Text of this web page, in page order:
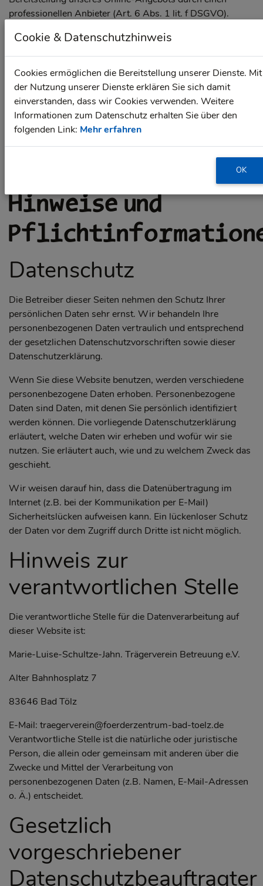
professionellen Anbieter (Art. 6 Abs. 1 lit. f DSGVO).
Unser Hoster wird Ihre Daten nur insoweit verarbeiten, wie
Abschluss eines Vertrages über Auftragsverarbeitung
Um die datenschutzkonforme Verarbeitung zu
gewährleisten, haben wir einen Vertrag über
Hinweise und
Datenschutz
Die Betreiber dieser Seiten nehmen den Schutz Ihrer
persönlichen Daten sehr ernst. Wir behandeln Ihre
personenbezogenen Daten vertraulich und entsprechend
der gesetzlichen Datenschutzvorschriften sowie dieser
Datenschutzerklärung.
Wenn Sie diese Website benutzen, werden verschiedene
personenbezogene Daten erhoben. Personenbezogene
Daten sind Daten, mit denen Sie persönlich identifiziert
werden können. Die vorliegende Datenschutzerklärung
erläutert, welche Daten wir erheben und wofür wir sie
nutzen. Sie erläutert auch, wie und zu welchem Zweck das
geschieht.
Wir weisen darauf hin, dass die Datenübertragung im
Internet (z.B. bei der Kommunikation per E-Mail)
Sicherheitslücken aufweisen kann. Ein lückenloser Schutz
der Daten vor dem Zugriff durch Dritte ist nicht möglich.
Hinweis zur
verantwortlichen Stelle
Die verantwortliche Stelle für die Datenverarbeitung auf
dieser Website ist:
Marie-Luise-Schultze-Jahn. Trägerverein Betreuung e.V.
Alter Bahnhosplatz 7
83646 Bad Tölz
E-Mail: traegerverein@foerderzentrum-bad-toelz.de
Verantwortliche Stelle ist die natürliche oder juristische
Person, die allein oder gemeinsam mit anderen über die
Zwecke und Mittel der Verarbeitung von
personenbezogenen Daten (z.B. Namen, E-Mail-Adressen
o. Ä.) entscheidet.
Gesetzlich
vorgeschriebener
Datenschutzbeauftragter
Cookie & Datenschutzhinweis
Cookies ermöglichen die Bereitstellung unserer Dienste. Mit
der Nutzung unserer Dienste erklären Sie sich damit
einverstanden, dass wir Cookies verwenden. Weitere
Informationen zum Datenschutz erhalten Sie über den
folgenden Link: Mehr erfahren
OK